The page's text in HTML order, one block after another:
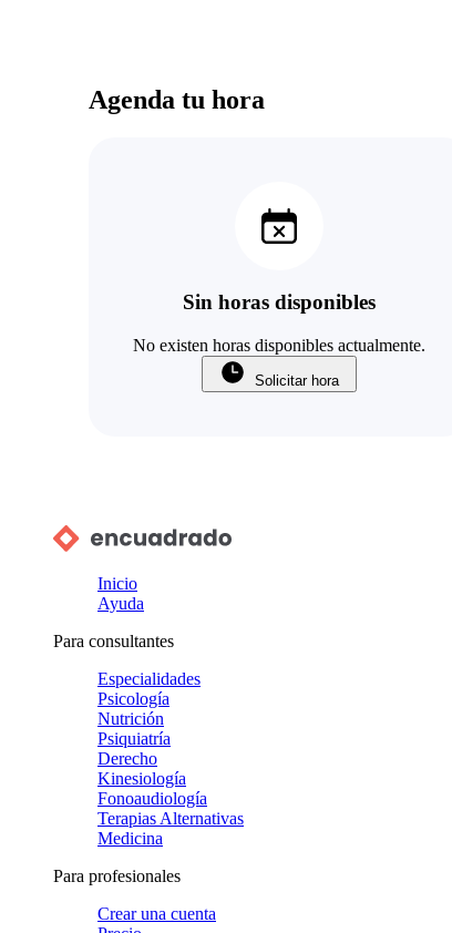
Agenda tu hora
Sin horas disponibles
No existen horas disponibles actualmente.
Solicitar hora
Inicio
Ayuda
Para consultantes
Especialidades
Psicología
Nutrición
Psiquiatría
Derecho
Kinesiología
Fonoaudiología
Terapias Alternativas
Medicina
Para profesionales
Crear una cuenta